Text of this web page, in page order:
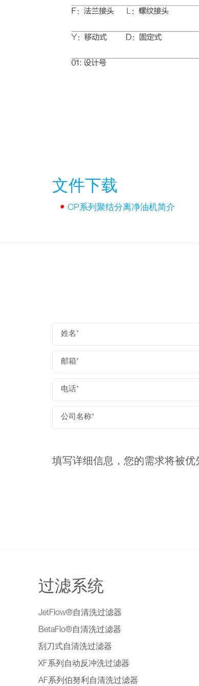
文件下载
• CP系列聚结分离净油机简介
填写详细信息，您的需求将被优
过滤系统
JetFlow®自清洗过滤器
BetaFlo®自清洗过滤器
刮刀式自清洗过滤器
XF系列自动反冲洗过滤器
AF系列伯努利自清洗过滤器